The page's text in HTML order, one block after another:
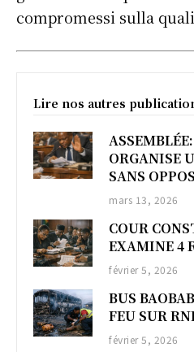
compromessi sulla
Lire nos autres
ORGANISE
SANS
mars 13, 2026
COUR
EXAMINE 4
février 5, 2026
BUS
FEU SUR
février 5, 2026